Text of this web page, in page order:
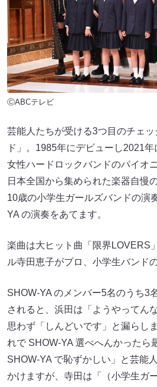
ⒸABCテレビ
芸能人たちが受ける3つ目のチェ
ド」。1985年にデビューし2021
女性ハードロックバンドのパイオ
日本全国から集められた楽器自慢
10歳の小学生ガールズバンドの演
YA の演奏をあてます。
楽曲は大ヒット曲「限界LOVERS
ル寺田恵子がプロ、小学生バンド
SHOW-YA のメンバー5名のうち3
されると、浜田は「ようやってん
思わず「しんどいです」と漏らし
れで SHOW-YA 選べへんかったら
SHOW-YA で恥ずかしい」と芸能
かけますが、寺田は「（小学生ガ